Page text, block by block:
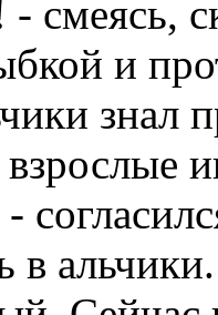
смеясь,
и
знал
в